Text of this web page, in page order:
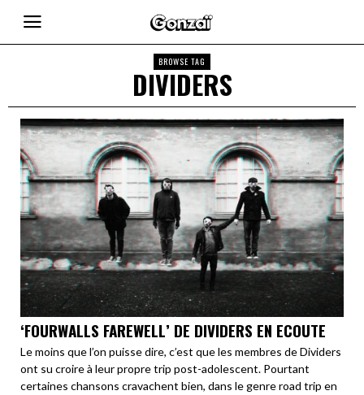
BROWSE TAG
DIVIDERS
‘FOURWALLS FAREWELL’ DE DIVIDERS EN ECOUTE
Le moins que l’on puisse dire, c’est que les membres de Dividers
ont su croire à leur propre trip post-adolescent. Pourtant
certaines chansons cravachent bien, dans le genre road trip en